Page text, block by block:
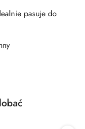
pasuje do